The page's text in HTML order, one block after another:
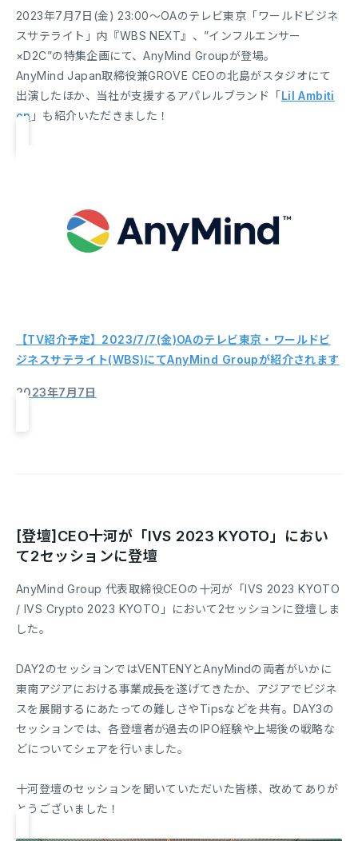
2023年7月7日(金) 23:00〜OAのテレビ東京「ワールドビジネ
スサテライト」内『WBS NEXT』、”インフルエンサー
×D2C”の特集企画にて、AnyMind Groupが登場。
AnyMind Japan取締役兼GROVE CEOの北島がスタジオにて
出演したほか、当社が支援するアパレルブランド「Lil Ambiti
on 」も紹介いただきました！
【TV紹介予定】2023/7/7(金)OAのテレビ東京・ワールドビ
ジネスサテライト(WBS)にてAnyMind Groupが紹介されます
2023年7月7日
[登壇]CEO十河が「IVS 2023 KYOTO」におい
て2セッションに登壇
AnyMind Group 代表取締役CEOの十河が「IVS 2023 KYOTO
/ IVS Crypto 2023 KYOTO」において2セッションに登壇しま
した。
DAY2のセッションではVENTENYとAnyMindの両者がいかに
東南アジアにおける事業成長を遂げてきたか、アジアでビジネ
スを展開するにあたっての難しさやTipsなどを共有。DAY3の
セッションでは、各登壇者が過去のIPO経験や上場後の戦略な
どについてシェアを行いました。
十河登壇のセッションを聞いていただいた皆様、改めてありが
とうございました！